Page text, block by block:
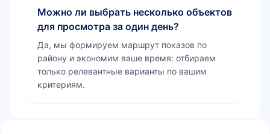
Можно ли выбрать несколько объектов
для просмотра за один день?
Да, мы формируем маршрут показов по
району и экономим ваше время: отбираем
только релевантные варианты по вашим
критериям.